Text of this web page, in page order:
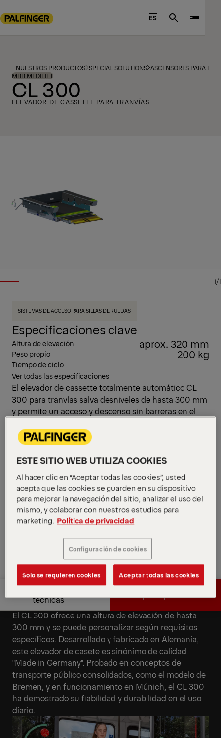
to
footer
content
ES Search
NUESTROS PRODUCTOS SPECIAL SOLUTIONS ASCENSORES PARA
MBB MEDILIFT
CL 300
ELEVADOR DE CASSETTE PARA TRANVÍAS
1/1
SISTEMAS DE ACCESO PARA SILLAS DE RUEDAS
Especificaciones clave
Altura de elevación aprox. 320 mm
Peso propio 200 kg
Tiempo de ciclo
Ver todas las especificaciones
El elevador de cassette totalmente automático CL
300 para tranvías salva desniveles de hasta 300 mm
y permite un acceso y descenso sin barreras en el
suelo del vehículo, destaca por su fiabilidad, bajo
mantenimiento y diseño compacto. Las personas
usuarias de silla de ruedas pueden accionar el
autorización del conductor mediante supervisión por
cámara.
Solicitar presupuesto
Solicitar presupuesto
Encontrar socio comercial
Encontrar socio comercial
técnicas
Especificaciones
técnicas
Solicitar presupuesto
Solicitar presupuesto
Fiabilidad alemana
El CL 300 ofrece una altura de elevación de hasta
300 mm y se puede personalizar según requisitos
específicos. Desarrollado y fabricado en Alemania,
este elevador de casete es sinónimo de calidad
"Made in Germany". Probado en conceptos de
transporte público consolidados, como el modelo de
Bremen, y en funcionamiento en Múnich, el CL 300
ha demostrado su fiabilidad y durabilidad en el uso
diario.
ESTE SITIO WEB UTILIZA COOKIES
Al hacer clic en “Aceptar todas las cookies”, usted
acepta que las cookies se guarden en su dispositivo
para mejorar la navegación del sitio, analizar el uso del
mismo, y colaborar con nuestros estudios para
marketing. Política de privacidad
Configuración de cookies
Solo se requieren cookies Aceptar todas las cookies